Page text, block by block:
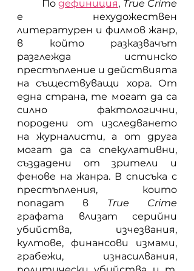
	По
дефиниция, True Crime
е нехудожествен
литературен и филмов жанр,
в който разказвачът
разглежда истинско
престъпление и действията
на съществуващи хора. От
една страна, те могат да са
силно фактологични,
породени от изследването
на журналисти, а от друга
могат да са спекулативни,
създадени от зрители и
фенове на жанра. В списъка с
престъпления, които
попадат в True Crime
графата влизат серийни
убийства, изчезвания,
култове, финансови измами,
грабежи, изнасилвания,